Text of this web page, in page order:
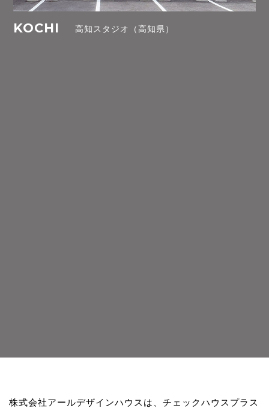
KOCHI 高知スタジオ（高知県）
株式会社アールデザインハウスは、チェックハウスプラス